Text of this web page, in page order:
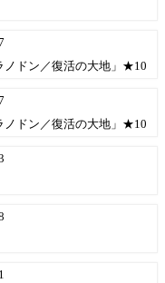
ノドン／復活の大地」★10
ノドン／復活の大地」★10